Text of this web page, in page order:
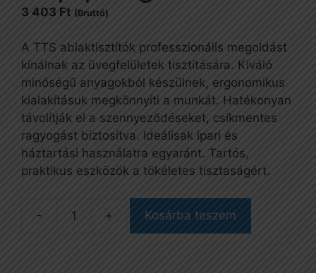
3 403 Ft (Bruttó)
A TTS ablaktisztítók professzionális megoldást
kínálnak az üvegfelületek tisztítására. Kiváló
minőségű anyagokból készülnek, ergonomikus
kialakításuk megkönnyíti a munkát. Hatékonyan
távolítják el a szennyeződéseket, csíkmentes
ragyogást biztosítva. Ideálisak ipari és
háztartási használatra egyaránt. Tartós,
praktikus eszközök a tökéletes tisztaságért.
-
Clip
+ Kosárba teszem